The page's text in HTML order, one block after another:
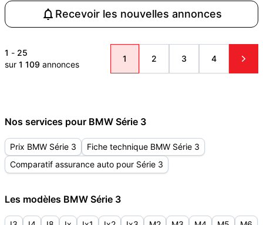
Recevoir les nouvelles annonces
1 - 25
sur 1 109 annonces
1 2 3 4
Nos services pour BMW Série 3
Prix BMW Série 3
Fiche technique BMW Série 3
Comparatif assurance auto pour Série 3
Les modèles BMW Série 3